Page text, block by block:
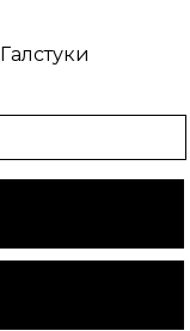
Галстуки